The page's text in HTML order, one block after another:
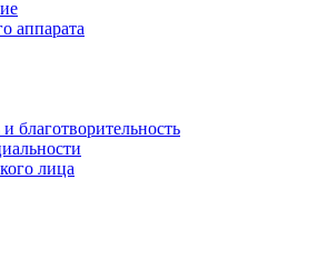
аппарата
благотворительность
лица